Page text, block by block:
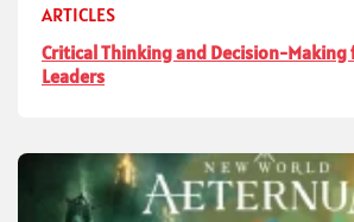
ARTICLES
Critical Thinking and Decision-
Leaders